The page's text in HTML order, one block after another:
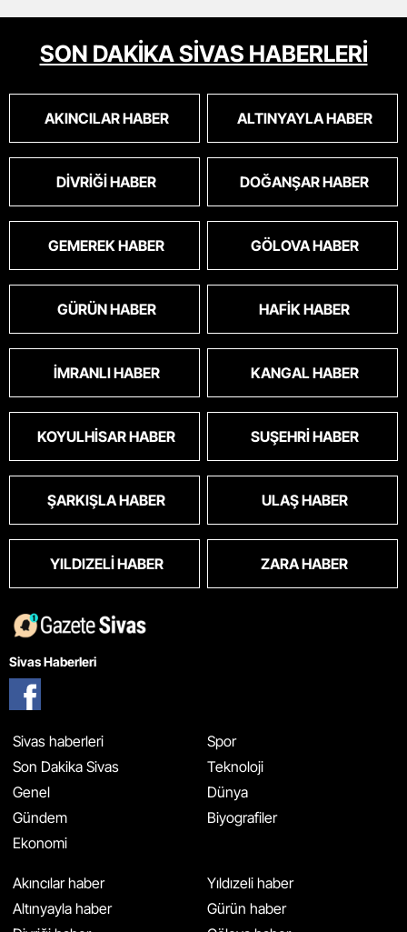
SON DAKİKA SİVAS HABERLERİ
AKINCILAR HABER ALTINYAYLA HABER
DIVRIĞI HABER DOĞANŞAR HABER
GEMEREK HABER GÖLOVA HABER
GÜRÜN HABER HAFIK HABER
İMRANLI HABER KANGAL HABER
KOYULHISAR HABER SUŞEHRI HABER
ŞARKIŞLA HABER ULAŞ HABER
YILDIZELI HABER ZARA HABER
Sivas Haberleri
Sivas haberleri
Son Dakika Sivas
Genel
Gündem
Ekonomi
Spor
Teknoloji
Dünya
Biyografiler
Akıncılar haber
Altınyayla haber
Yıldızeli haber
Gürün haber